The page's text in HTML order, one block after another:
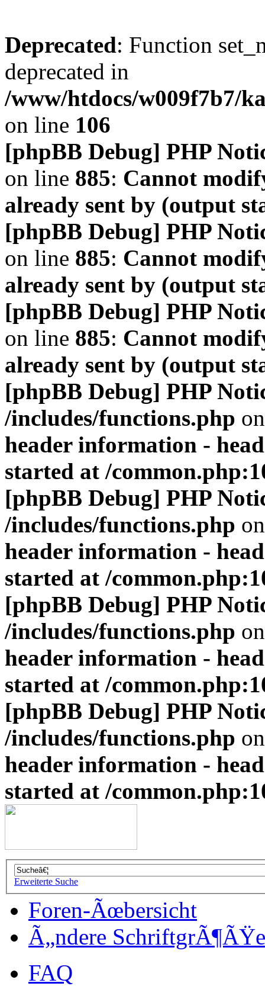
Deprecated: Function
deprecated in
/www/htdocs/w009f7b7/
on line 106
[phpBB Debug] PHP
on line 885: Cannot
already sent by (output
[phpBB Debug] PHP
on line 885: Cannot
already sent by (output
[phpBB Debug] PHP
on line 885: Cannot
already sent by (output
[phpBB Debug] PHP
/includes/functions.php
header information -
started at /
[phpBB Debug] PHP
/includes/functions.php
header information -
started at /
[phpBB Debug] PHP
/includes/functions.php
header information -
started at /
[phpBB Debug] PHP
/includes/functions.php
header information -
started at /
Erweiterte Suche
Foren-Ãœbersicht
Ã„ndere SchriftgrÃ¶ÃŸe
FAQ